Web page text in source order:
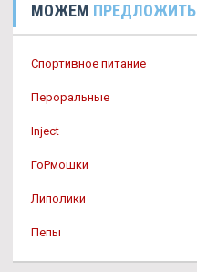
МОЖЕМ ПРЕДЛОЖИТЬ
Спортивное питание
Пероральные
Inject
ГоРмошки
Липолики
Пепы